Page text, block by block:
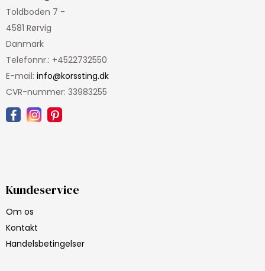
Toldboden 7 -
4581 Rørvig
Danmark
Telefonnr.: +4522732550
E-mail: info@korssting.dk
CVR-nummer: 33983255
Kundeservice
Om os
Kontakt
Handelsbetingelser